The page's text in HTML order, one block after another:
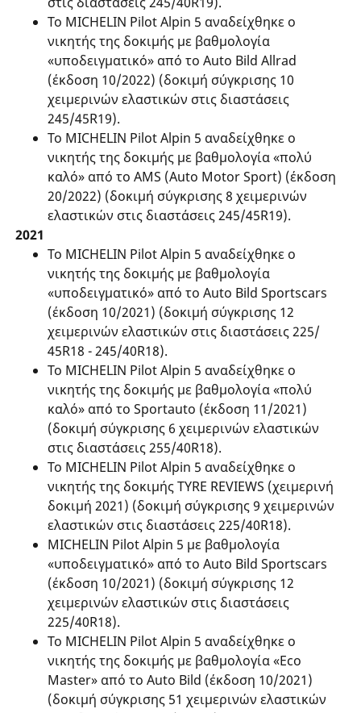
Το MICHELIN Pilot Alpin 5 αναδείχθηκε ο
νικητής της δοκιμής με βαθμολογία
«υποδειγματικό» από το Auto Bild Allrad
(έκδοση 10/2022) (δοκιμή σύγκρισης 10
χειμερινών ελαστικών στις διαστάσεις
245/45R19).
Το MICHELIN Pilot Alpin 5 αναδείχθηκε ο
νικητής της δοκιμής με βαθμολογία «πολύ
καλό» από το AMS (Auto Motor Sport) (έκδοση
20/2022) (δοκιμή σύγκρισης 8 χειμερινών
ελαστικών στις διαστάσεις 245/45R19).
2021
Το MICHELIN Pilot Alpin 5 αναδείχθηκε ο
νικητής της δοκιμής με βαθμολογία
«υποδειγματικό» από το Auto Bild Sportscars
(έκδοση 10/2021) (δοκιμή σύγκρισης 12
χειμερινών ελαστικών στις διαστάσεις 225/
45R18 - 245/40R18).
Το MICHELIN Pilot Alpin 5 αναδείχθηκε ο
νικητής της δοκιμής με βαθμολογία «πολύ
καλό» από το Sportauto (έκδοση 11/2021)
(δοκιμή σύγκρισης 6 χειμερινών ελαστικών
στις διαστάσεις 255/40R18).
Το MICHELIN Pilot Alpin 5 αναδείχθηκε ο
νικητής της δοκιμής TYRE REVIEWS (χειμερινή
δοκιμή 2021) (δοκιμή σύγκρισης 9 χειμερινών
ελαστικών στις διαστάσεις 225/40R18).
MICHELIN Pilot Alpin 5 με βαθμολογία
«υποδειγματικό» από το Auto Bild Sportscars
(έκδοση 10/2021) (δοκιμή σύγκρισης 12
χειμερινών ελαστικών στις διαστάσεις
225/40R18).
Το MICHELIN Pilot Alpin 5 αναδείχθηκε ο
νικητής της δοκιμής με βαθμολογία «Eco
Master» από το Auto Bild (έκδοση 10/2021)
(δοκιμή σύγκρισης 51 χειμερινών ελαστικών